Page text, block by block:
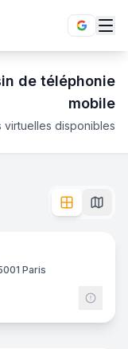
de téléphonie
mobile
virtuelles disponibles
6
Paris
6